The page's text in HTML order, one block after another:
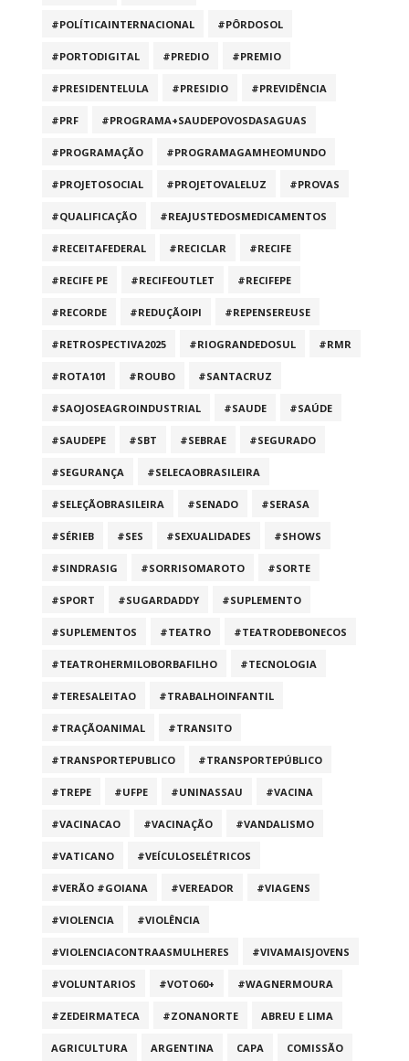
#POLÍTICAINTERNACIONAL #PÔRDOSOL
#PORTODIGITAL #PREDIO #PREMIO
#PRESIDENTELULA #PRESIDIO #PREVIDÊNCIA
#PRF #PROGRAMA+SAUDEPOVOSDASAGUAS
#PROGRAMAÇÃO #PROGRAMAGAMHEOMUNDO
#PROJETOSOCIAL #PROJETOVALELUZ #PROVAS
#QUALIFICAÇÃO #REAJUSTEDOSMEDICAMENTOS
#RECEITAFEDERAL #RECICLAR #RECIFE
#RECIFE PE #RECIFEOUTLET #RECIFEPE
#RECORDE #REDUÇÃOIPI #REPENSEREUSE
#RETROSPECTIVA2025 #RIOGRANDEDOSUL #RMR
#ROTA101 #ROUBO #SANTACRUZ
#SAOJOSEAGROINDUSTRIAL #SAUDE #SAÚDE
#SAUDEPE #SBT #SEBRAE #SEGURADO
#SEGURANÇA #SELECAOBRASILEIRA
#SELEÇÃOBRASILEIRA #SENADO #SERASA
#SÉRIEB #SES #SEXUALIDADES #SHOWS
#SINDRASIG #SORRISOMAROTO #SORTE
#SPORT #SUGARDADDY #SUPLEMENTO
#SUPLEMENTOS #TEATRO #TEATRODEBONECOS
#TEATROHERMILOBORBAFILHO #TECNOLOGIA
#TERESALEITAO #TRABALHOINFANTIL
#TRAÇÃOANIMAL #TRANSITO
#TRANSPORTEPUBLICO #TRANSPORTEPÚBLICO
#TREPE #UFPE #UNINASSAU #VACINA
#VACINACAO #VACINAÇÃO #VANDALISMO
#VATICANO #VEÍCULOSELÉTRICOS
#VERÃO #GOIANA #VEREADOR #VIAGENS
#VIOLENCIA #VIOLÊNCIA
#VIOLENCIACONTRAASMULHERES #VIVAMAISJOVENS
#VOLUNTARIOS #VOTO60+ #WAGNERMOURA
#ZEDEIRMATECA #ZONANORTE ABREU E LIMA
AGRICULTURA ARGENTINA CAPA COMISSÃO